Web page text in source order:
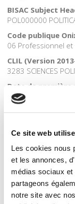
Ce site web
Les cookies nous
et les annonces,
médias sociaux
partageons
notre site avec
BISAC Subject
POL000000
Code publique
06 Professionnel et
CLIL (Version
3283 SCIENCES
Date de
21 août 2006
Code Identifiant
Salariés en